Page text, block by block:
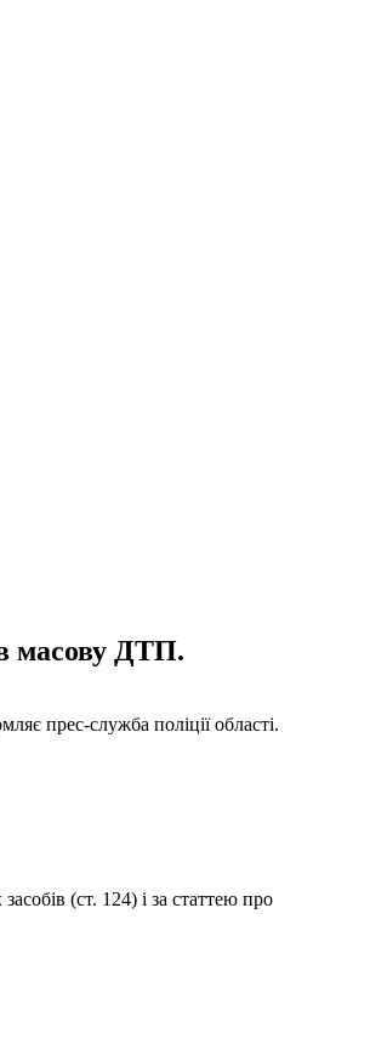
масову ДТП.
прес-служба поліції області.
(ст. 124) і за статтею про